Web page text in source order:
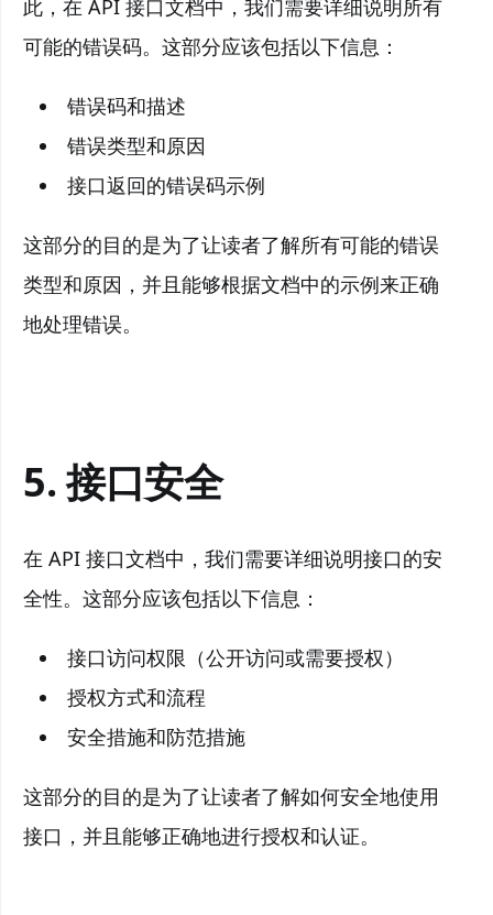
此，在 API 接口文档中，我们需要详细说明所有
可能的错误码。这部分应该包括以下信息：
错误码和描述
错误类型和原因
接口返回的错误码示例
这部分的目的是为了让读者了解所有可能的错误
类型和原因，并且能够根据文档中的示例来正确
地处理错误。
5. 接口安全
在 API 接口文档中，我们需要详细说明接口的安
全性。这部分应该包括以下信息：
接口访问权限（公开访问或需要授权）
授权方式和流程
安全措施和防范措施
这部分的目的是为了让读者了解如何安全地使用
接口，并且能够正确地进行授权和认证。